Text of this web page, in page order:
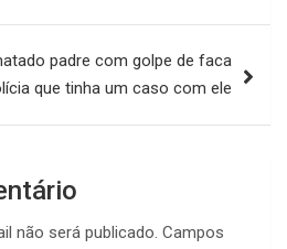
padre com golpe de faca
que tinha um caso com ele
não será publicado. Campos